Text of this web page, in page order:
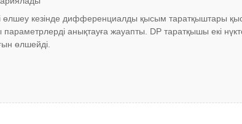
өлшеу кезінде дифференциалды қысым таратқыштары
анықтауға жауапты. DP таратқышы екі
өлшейді.